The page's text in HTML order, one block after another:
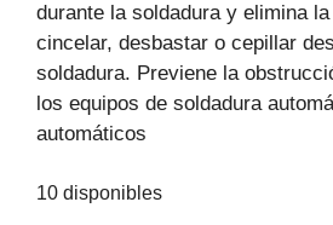
durante la soldadura y elimina
cincelar, desbastar o cepillar
soldadura. Previene la
los equipos de soldadura
automáticos
10 disponibles